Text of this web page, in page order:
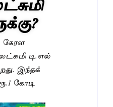
கேரள
டி.எல்
இந்தக்
கோடி